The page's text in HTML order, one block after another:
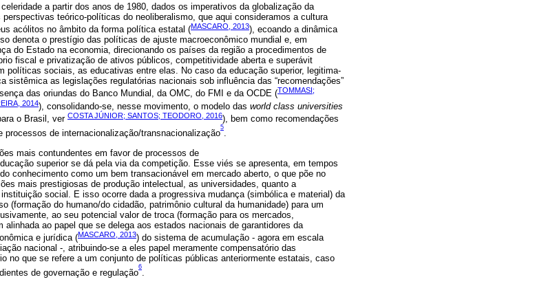
a partir dos anos de 1980, dados os imperativos da globalização da
teórico-políticas do neoliberalismo, que aqui consideramos a cultura
acólitos no âmbito da forma política estatal (MASCARO, 2013), ecoando a dinâmica
denota o prestígio das políticas de ajuste macroeconômico mundial e, em
do Estado na economia, direcionando os países da região a procedimentos de
fiscal e privatização de ativos públicos, competitividade aberta e superávit
políticas sociais, as educativas entre elas. No caso da educação superior, legitima-
sistêmica as legislações regulatórias nacionais sob influência das “recomendações”
das oriundas do Banco Mundial, da OMC, do FMI e da OCDE (TOMMASI;
2014), consolidando-se, nesse movimento, o modelo das world class universities
o Brasil, ver COSTA JÚNIOR; SANTOS; TEODORO, 2016), bem como recomendações
de internacionalização/transnacionalização
5
.
mais contundentes em favor de processos de
superior se dá pela via da competição. Esse viés se apresenta, em tempos
conhecimento como um bem transacionável em mercado aberto, o que põe no
mais prestigiosas de produção intelectual, as universidades, quanto a
social. E isso ocorre dada a progressiva mudança (simbólica e material) da
(formação do humano/do cidadão, patrimônio cultural da humanidade) para um
ao seu potencial valor de troca (formação para os mercados,
alinhada ao papel que se delega aos estados nacionais de garantidores da
e jurídica (MASCARO, 2013) do sistema de acumulação - agora em escala
nacional -, atribuindo-se a eles papel meramente compensatório das
no que se refere a um conjunto de políticas públicas anteriormente estatais, caso
de governação e regulação
6
.